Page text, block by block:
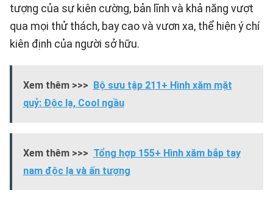
tượng của sự kiên cường, bản lĩnh và khả năng vượt
qua mọi thử thách, bay cao và vươn xa, thể hiện ý chí
kiên định của người sở hữu.
Xem thêm >>> Bộ sưu tập 211+ Hình xăm mặt
quỷ: Độc lạ, Cool ngầu
Xem thêm >>> Tổng hợp 155+ Hình xăm bắp tay
nam độc lạ và ấn tượng